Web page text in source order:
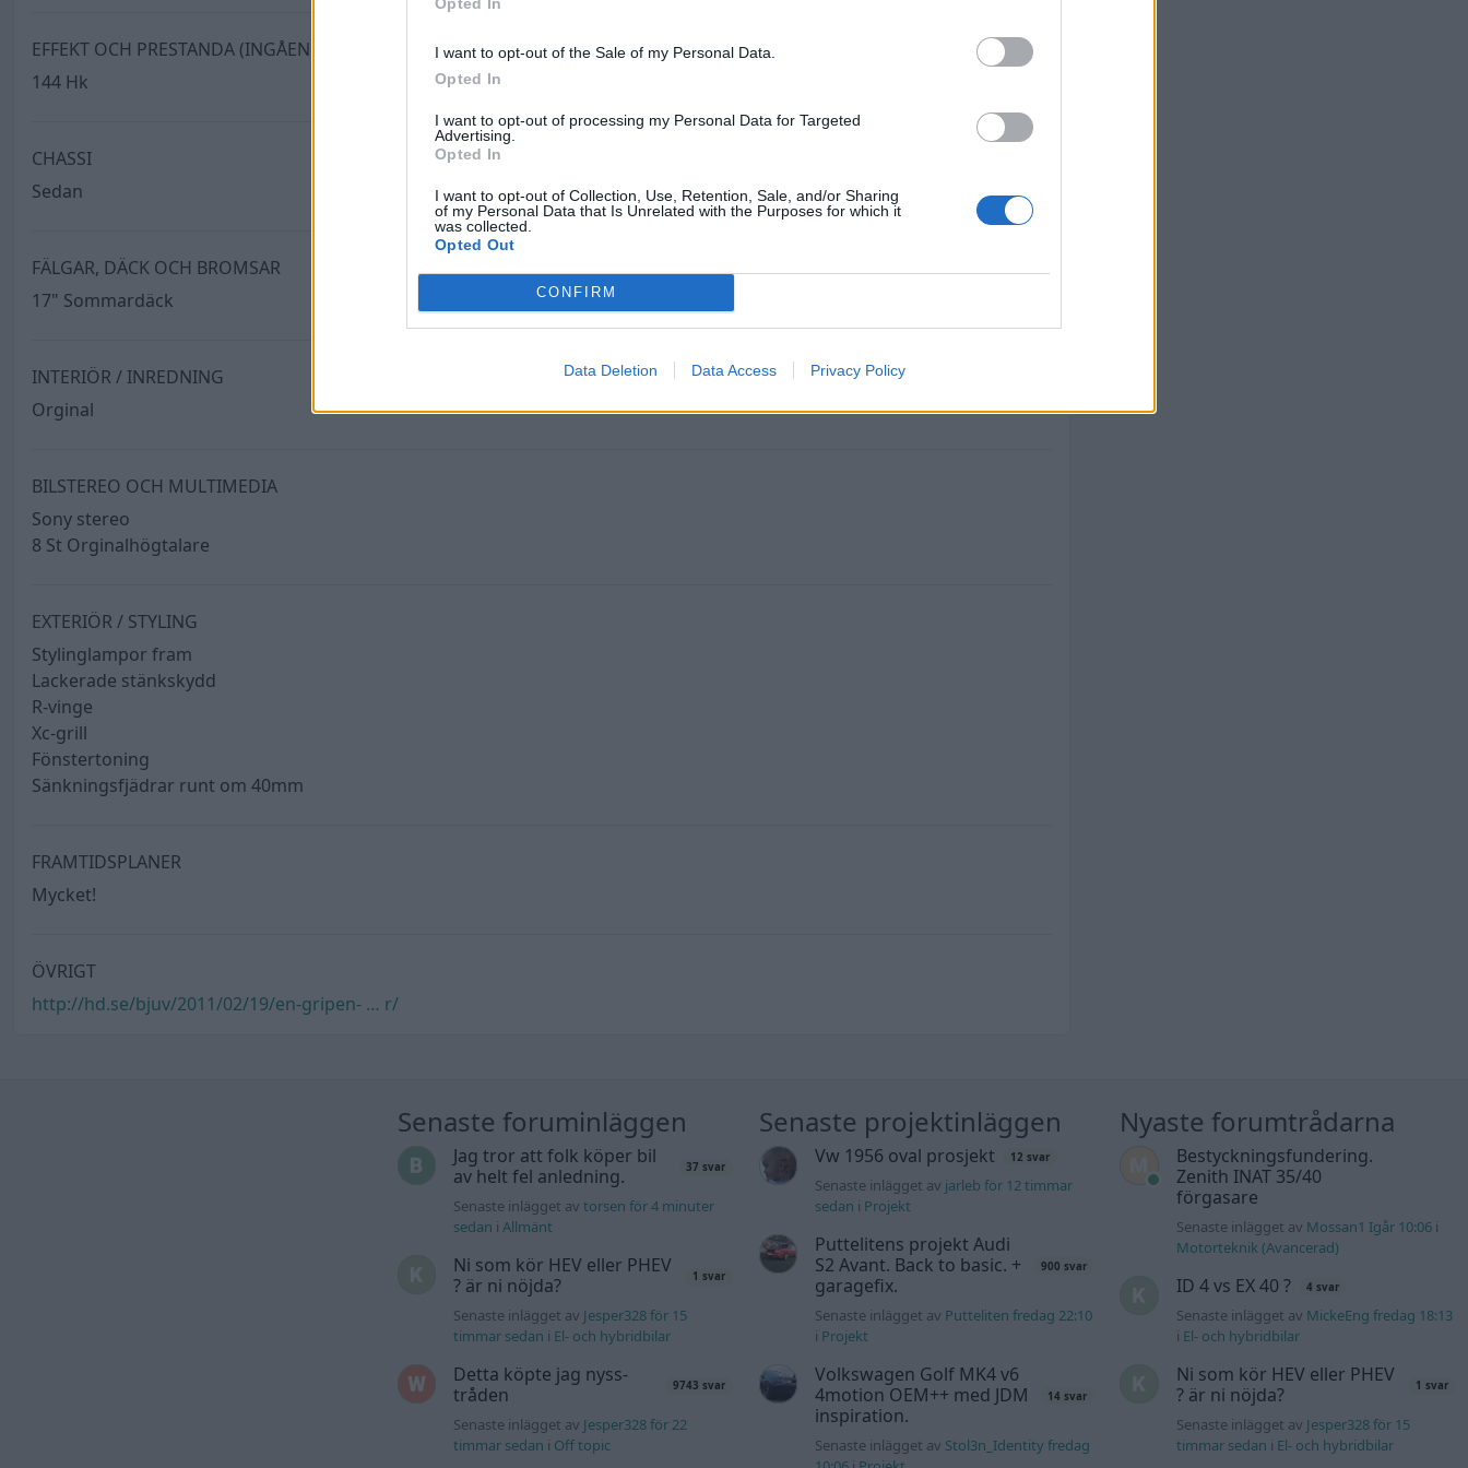
I want to opt-out of the Sale of my Personal Data.
Opted In
I want to opt-out of processing my Personal Data for Targeted
Advertising.
Opted In
I want to opt-out of Collection, Use, Retention, Sale, and/or Sharing
of my Personal Data that Is Unrelated with the Purposes for which it
was collected.
Opted Out
CONFIRM
Data Deletion Data Access Privacy Policy
EFFEKT OCH PRESTANDA (INGÅENDE)
144 Hk
CHASSI
Sedan
FÄLGAR, DÄCK OCH BROMSAR
17" Sommardäck
INTERIÖR / INREDNING
Orginal
BILSTEREO OCH MULTIMEDIA
Sony stereo
8 St Orginalhögtalare
EXTERIÖR / STYLING
Stylinglampor fram
Lackerade stänkskydd
R-vinge
Xc-grill
Fönstertoning
Sänkningsfjädrar runt om 40mm
FRAMTIDSPLANER
Mycket!
ÖVRIGT
http://hd.se/bjuv/2011/02/19/en-gripen- … r/
Senaste foruminläggen
Jag tror att folk köper bil
av helt fel anledning.
37 svar
Senaste inlägget avtorsen för 4 minuter
sedan iAllmänt
Ni som kör HEV eller PHEV
? är ni nöjda?
1 svar
Senaste inlägget av Jesper328 för 15
timmar sedan i El- och hybridbilar
Detta köpte jag nyss-
tråden
9743 svar
Senaste inlägget av Jesper328 för 22
timmar sedan i Off topic
Senaste projektinläggen
Vw 1956 oval prosjekt 12 svar
Senaste inlägget av jarleb för 12 timmar
sedan i Projekt
Puttelitens projekt Audi
S2 Avant. Back to basic. +
garagefix.
900 svar
Senaste inlägget av Putteliten fredag 22:10
i Projekt
Volkswagen Golf MK4 v6
4motion OEM++ med JDM
inspiration.
14 svar
Senaste inlägget av Stol3n_Identity fredag
Nyaste forumtrådarna
Bestyckningsfundering.
Zenith INAT 35/40
förgasare
Senaste inlägget av Mossan1 Igår 10:06i
Motorteknik (Avancerad)
ID 4 vs EX 40 ? 4 svar
Senaste inlägget av MickeEng fredag 18:13
i El- och hybridbilar
Ni som kör HEV eller PHEV
? är ni nöjda?
1 svar
Senaste inlägget av Jesper328 för 15
timmar sedan i El- och hybridbilar